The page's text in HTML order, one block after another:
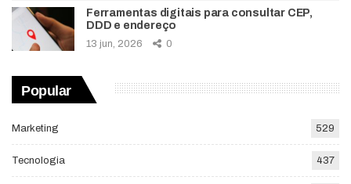
Ferramentas digitais para consultar CEP,
DDD e endereço
13 jun, 2026 0
Popular
Marketing 529
Tecnologia 437